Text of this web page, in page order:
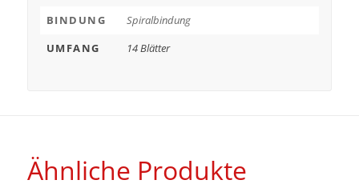
BINDUNG
Spiralbindung
UMFANG
14 Blätter
Ähnliche Produkte